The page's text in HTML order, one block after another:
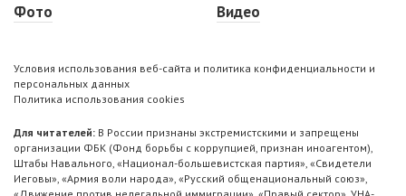
Фото
Видео
Условия использования веб-сайта и политика конфиденциальности и
персональных данных
Политика использования cookies
Для читателей: В России признаны экстремистскими и запрещены
организации ФБК (Фонд борьбы с коррупцией, признан иноагентом),
Штабы Навального, «Национал-большевистская партия», «Свидетели
Иеговы», «Армия воли народа», «Русский общенациональный союз»,